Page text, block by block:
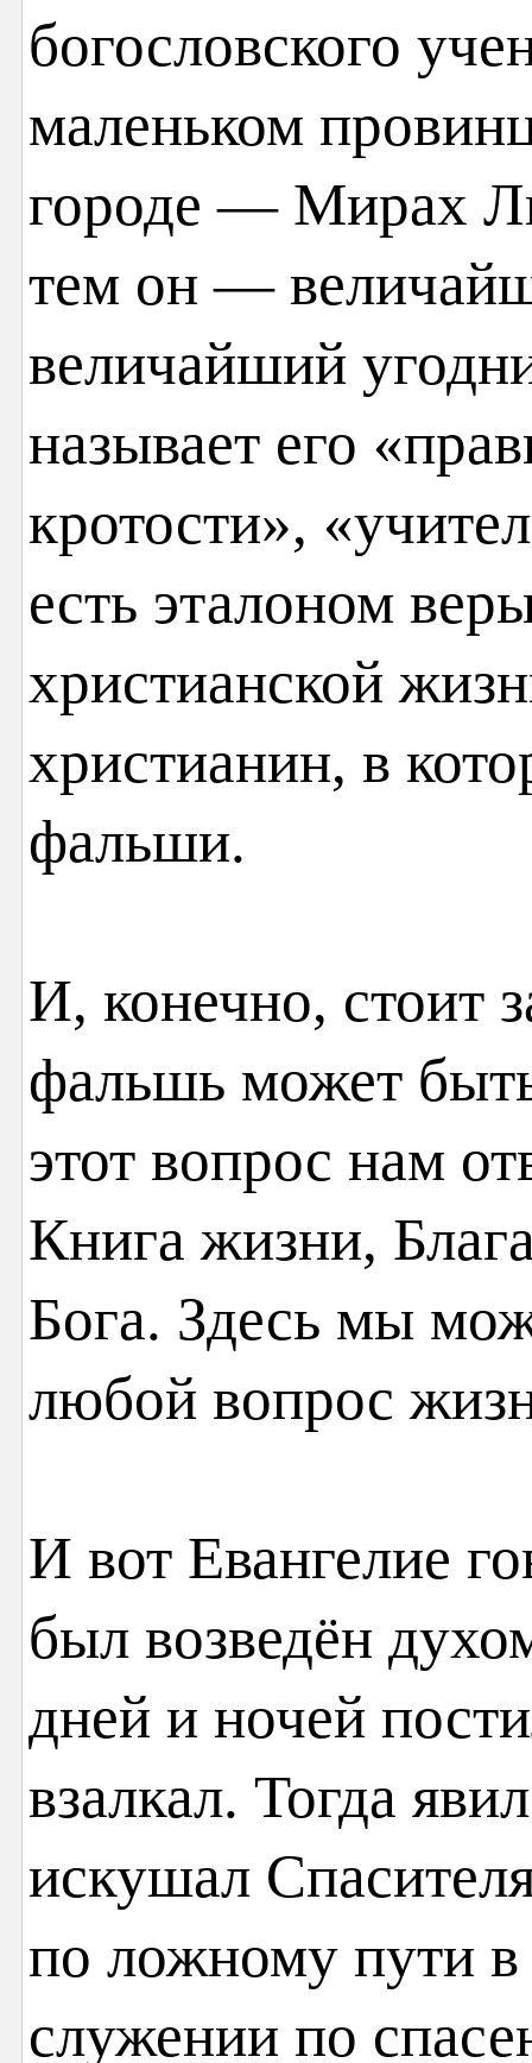
богословского
маленьком
городе — Мирах
тем он —
величайший
называет его
кротости»,
есть эталоном
христианской
христианин, в
фальши.
И, конечно, стоит
фальшь может
этот вопрос нам
Книга жизни,
Бога. Здесь мы
любой вопрос
И вот Евангелие
был возведён
дней и ночей
взалкал. Тогда
искушал
по ложному пути
служении по